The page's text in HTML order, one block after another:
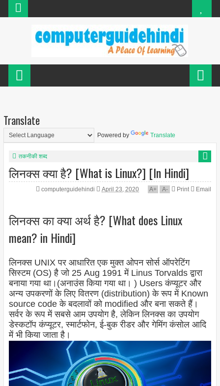
Translate
Powered by Translate
तकनीकी शब्द
लिनक्स क्या है? [What is Linux?] [In Hindi]
computerguidehindi April 23, 2020 A+ A- Print Email
लिनक्स का क्या अर्थ है? [What does Linux
mean? in Hindi]
लिनक्स UNIX पर आधारित एक मुक्त ओपन सोर्स ऑपरेटिंग
सिस्टम (OS) है जो 25 Aug 1991 में Linus Torvaldsद्वारा
बनाया गया था।(अनाउंस किया गया था। ) Users कंप्यूटर और
अन्य उपकरणों के लिए वितरण (distribution) के रूप में Known
source codeके बदलावों को modified और बना सकते हैं।
सर्वर के रूप में सबसे आम उपयोग है, लेकिन लिनक्स का उपयोग
डेस्कटॉप कंप्यूटर, स्मार्टफोन, ई-बुक रीडर और गेमिंग कंसोल आदि
में भी किया जाता है।